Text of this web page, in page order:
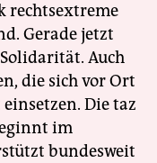
rechtsextreme
Gerade jetzt
Auch
die sich vor Ort
Die taz
im
bundesweit